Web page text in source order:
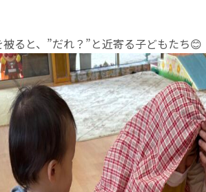
ると、”だれ？”と近寄る子どもたち😊